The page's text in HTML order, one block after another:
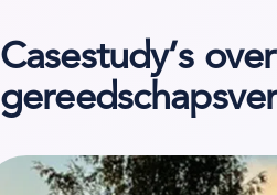
Casestudy’s over
de casestudy van Borås